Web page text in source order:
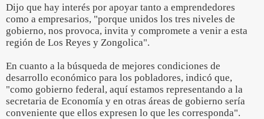
Dijo que hay interés por apoyar tanto a emprendedores
como a empresarios, "porque unidos los tres niveles de
gobierno, nos provoca, invita y compromete a venir a esta
región de Los Reyes y Zongolica".
En cuanto a la búsqueda de mejores condiciones de
desarrollo económico para los pobladores, indicó que,
"como gobierno federal, aquí estamos representando a la
secretaria de Economía y en otras áreas de gobierno sería
conveniente que ellos expresen lo que les corresponda".